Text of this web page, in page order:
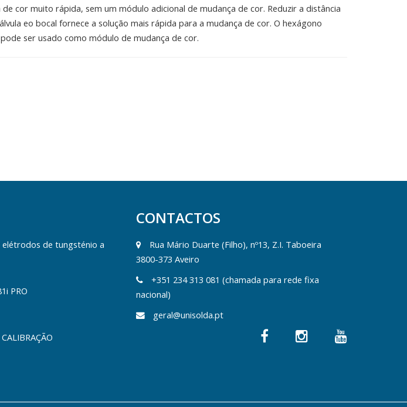
de cor muito rápida, sem um módulo adicional de mudança de cor. Reduzir a distância
eo bocal fornece a solução mais rápida para a mudança de cor. O hexágono
ser usado como módulo de mudança de cor.
de tungsténio a
PRO
CONTACTOS
Rua Mário Duarte (Filho), nº13, Z.I. Taboeira
3800-373 Aveiro
+351 234 313 081 (chamada para rede fixa
nacional)
geral@unisolda.pt